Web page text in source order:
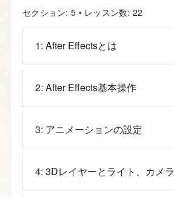
セクション: 5 • レッスン数: 22
1: After Effectsとは
2: After Effects基本操作
3: アニメーションの設定
4: 3Dレイヤーとライト、カメラ